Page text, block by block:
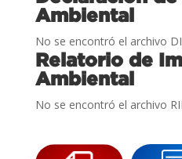
Ambiental
No se encontró el archivo
Relatorio de
Ambiental
No se encontró el archivo